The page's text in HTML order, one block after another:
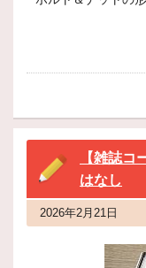
【雑誌コ
はなし
2026年2月21日